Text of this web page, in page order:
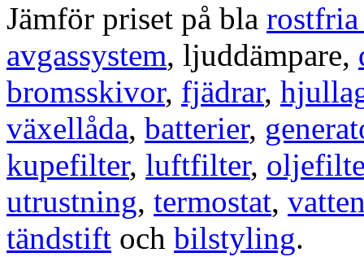
Jämför priset på bla rostfria
avgassystem, ljuddämpare,
bromsskivor, fjädrar,
växellåda, batterier,
kupefilter, luftfilter,
utrustning, termostat,
tändstift och bilstyling.